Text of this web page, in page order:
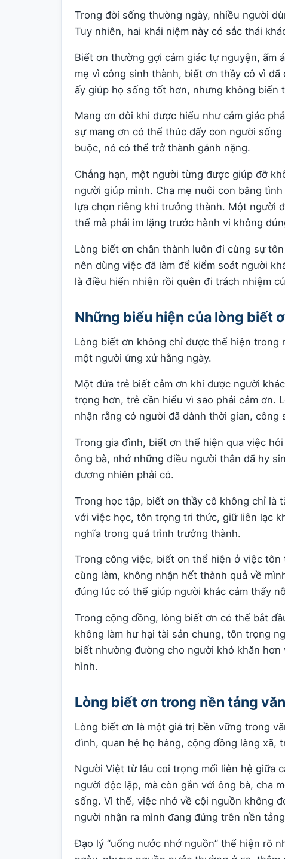
Trong đời sống thường ngày, nhiều người
Tuy nhiên, hai khái niệm này có sắc thái
Biết ơn thường gợi cảm giác tự nguyện, ấm
mẹ vì công sinh thành, biết ơn thầy cô vì
ấy giúp họ sống tốt hơn, nhưng không biến
Mang ơn đôi khi được hiểu như cảm giác
sự mang ơn có thể thúc đẩy con người
buộc, nó có thể trở thành gánh nặng.
Chẳng hạn, một người từng được giúp đỡ
người giúp mình. Cha mẹ nuôi con bằng
lựa chọn riêng khi trưởng thành. Một người
thế mà phải im lặng trước hành vi không
Lòng biết ơn chân thành luôn đi cùng sự
nên dùng việc đã làm để kiểm soát người
là điều hiển nhiên rồi quên đi trách nhiệm
Những biểu hiện của lòng biết
Lòng biết ơn không chỉ được thể hiện
một người ứng xử hằng ngày.
Một đứa trẻ biết cảm ơn khi được người
trọng hơn, trẻ cần hiểu vì sao phải cảm ơn.
nhận rằng có người đã dành thời gian, công
Trong gia đình, biết ơn thể hiện qua việc
ông bà, nhớ những điều người thân đã hy
đương nhiên phải có.
Trong học tập, biết ơn thầy cô không chỉ là
với việc học, tôn trọng tri thức, giữ liên lạc
nghĩa trong quá trình trưởng thành.
Trong công việc, biết ơn thể hiện ở việc
cùng làm, không nhận hết thành quả về
đúng lúc có thể giúp người khác cảm thấy
Trong cộng đồng, lòng biết ơn có thể bắt
không làm hư hại tài sản chung, tôn trọng
biết nhường đường cho người khó khăn
hình.
Lòng biết ơn trong nền tảng
Lòng biết ơn là một giá trị bền vững trong
đình, quan hệ họ hàng, cộng đồng làng xã,
Người Việt từ lâu coi trọng mối liên hệ giữa
người độc lập, mà còn gắn với ông bà, cha
sống. Vì thế, việc nhớ về cội nguồn không
người nhận ra mình đang đứng trên nền
Đạo lý “uống nước nhớ nguồn” thể hiện rõ